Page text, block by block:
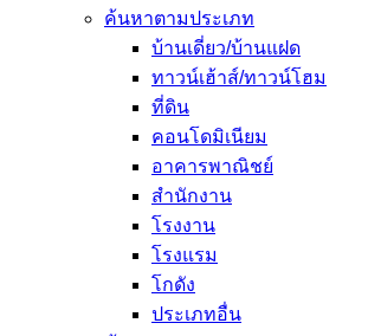
ค้นหาตามประเภท
บ้านเดี่ยว/บ้านแฝด
ทาวน์เฮ้าส์/ทาวน์โฮม
ที่ดิน
คอนโดมิเนียม
อาคารพาณิชย์
สำนักงาน
โรงงาน
โรงแรม
โกดัง
ประเภทอื่น